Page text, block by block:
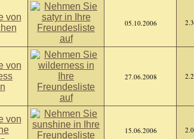
05.10.2006
27.06.2008
15.06.2006